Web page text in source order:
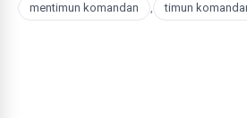
mentimun komandan
, timun